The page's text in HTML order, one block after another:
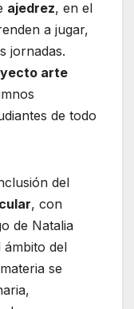
ajedrez, en el
a jugar,
jornadas.
arte
de todo
del
, con
de Natalia
del
se